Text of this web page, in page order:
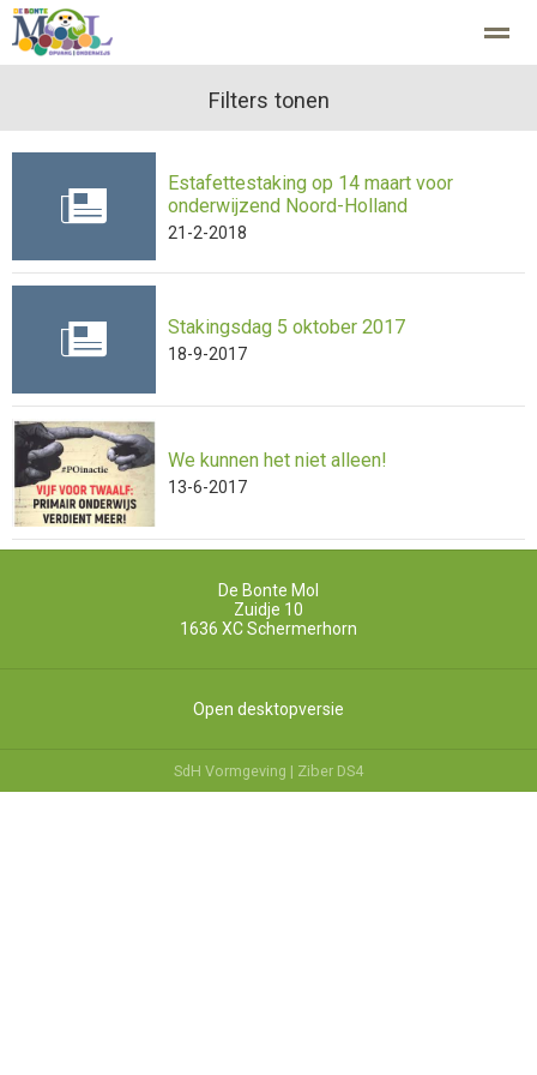
Home Zoeken Nieuws Agenda
Filters tonen
Estafettestaking op 14 maart voor
onderwijzend Noord-Holland
21-2-2018
Stakingsdag 5 oktober 2017
18-9-2017
We kunnen het niet alleen!
13-6-2017
De Bonte Mol
Zuidje 10
1636 XCSchermerhorn
Open desktopversie
SdH Vormgeving | Ziber DS4